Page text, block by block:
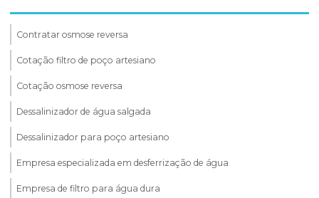
Contratar osmose reversa
Cotação filtro de poço artesiano
Cotação osmose reversa
Dessalinizador de água salgada
Dessalinizador para poço artesiano
Empresa especializada em desferrização de água
Empresa de filtro para água dura